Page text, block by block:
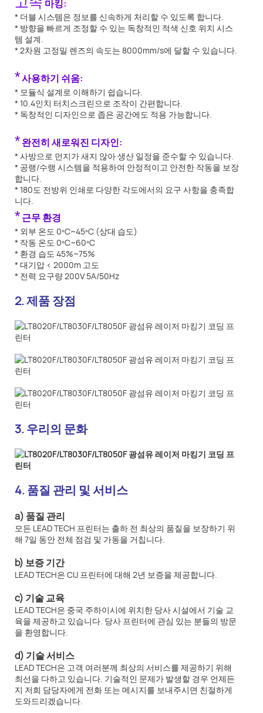
마킹:
* 더블 시스템은 정보를 신속하게 처리할 수 있도록 합니다.
* 방향을 빠르게 조정할 수 있는 독창적인 적색 신호 위치 시스
템 설계.
* 2차원 고정밀 렌즈의 속도는 8000mm/s에 달할 수 있습니다.
*사용하기 쉬움:
* 모듈식 설계로 이해하기 쉽습니다.
* 10.4인치 터치스크린으로 조작이 간편합니다.
* 독창적인 디자인으로 좁은 공간에도 적용 가능합니다.
*완전히 새로워진 디자인:
* 사방으로 먼지가 새지 않아 생산 일정을 준수할 수 있습니다.
* 공랭/수랭 시스템을 적용하여 안정적이고 안전한 작동을 보장
합니다.
* 180도 전방위 인쇄로 다양한 각도에서의 요구 사항을 충족합
니다.
*근무 환경
* 외부 온도 0ºC~45ºC (상대 습도)
* 작동 온도 0ºC~60ºC
* 환경 습도 45%~75%
* 대기압 < 2000m 고도
* 전력 요구량 200V 5A/50Hz
2. 제품 장점
3. 우리의 문화
4. 품질 관리 및 서비스
a) 품질 관리
모든 LEAD TECH 프린터는 출하 전 최상의 품질을 보장하기 위
해 7일 동안 전체 점검 및 가동을 거칩니다.
b) 보증 기간
LEAD TECH은 CIJ 프린터에 대해 2년 보증을 제공합니다.
c) 기술 교육
LEAD TECH은 중국 주하이시에 위치한 당사 시설에서 기술 교
육을 제공하고 있습니다. 당사 프린터에 관심 있는 분들의 방문
을 환영합니다.
d) 기술 서비스
LEAD TECH은 고객 여러분께 최상의 서비스를 제공하기 위해
최선을 다하고 있습니다. 기술적인 문제가 발생할 경우 언제든
지 저희 담당자에게 전화 또는 메시지를 보내주시면 친절하게
도와드리겠습니다.